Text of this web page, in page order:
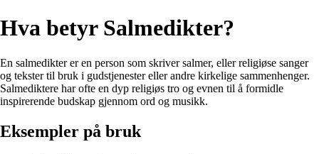
Hva betyr Salmedikter?
En salmedikter er en person som skriver salmer, eller religiøse sanger
og tekster til bruk i gudstjenester eller andre kirkelige sammenhenger.
Salmediktere har ofte en dyp religiøs tro og evnen til å formidle
inspirerende budskap gjennom ord og musikk.
Eksempler på bruk